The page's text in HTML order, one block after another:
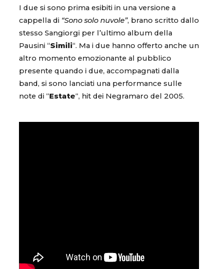
I due si sono prima esibiti in una versione a
cappella di “Sono solo nuvole”, brano scritto dallo
stesso Sangiorgi per l’ultimo album della
Pausini “Simili“. Ma i due hanno offerto anche un
altro momento emozionante al pubblico
presente quando i due, accompagnati dalla
band, si sono lanciati una performance sulle
note di “Estate“, hit dei Negramaro del 2005.